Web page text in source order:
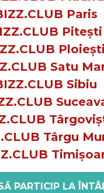
Paris
Pitești
Ploiești
Satu
Sibiu
Târgu
PARTICIP LA